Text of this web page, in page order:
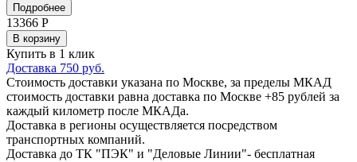
Подробнее
13366 Р
В корзину
Купить в 1 клик
Доставка 750 руб.
Стоимость доставки указана по Москве, за пределы МКАД
стоимость доставки равна доставка по Москве +85 рублей за
каждый километр после МКАДа.
Доставка в регионы осуществляется посредством
транспортных компаний.
Доставка до ТК "ПЭК" и "Деловые Линии"- бесплатная